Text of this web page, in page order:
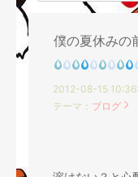
僕の夏休みの
2012-08-15
テーマ： ブログ